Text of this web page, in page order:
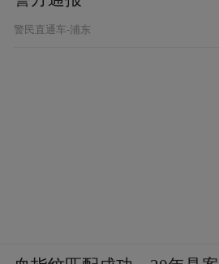
警民直通车-浦东